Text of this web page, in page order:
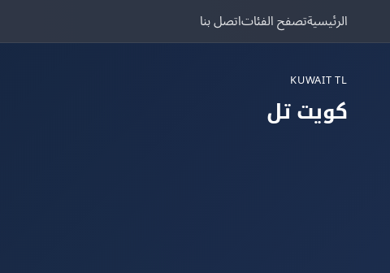
الرئيسيةتصفح الفئاتاتصل بنا
KUWAIT TL
كويت تل